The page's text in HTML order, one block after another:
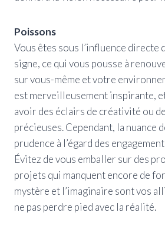
Poissons
Vous êtes sous l’influence directe
signe, ce qui vous pousse à
sur vous-même et votre
est merveilleusement inspirante,
avoir des éclairs de créativité ou
précieuses. Cependant, la nuance
prudence à l’égard des
Évitez de vous emballer sur des
projets qui manquent encore de
mystère et l’imaginaire sont vos
ne pas perdre pied avec la réalité.